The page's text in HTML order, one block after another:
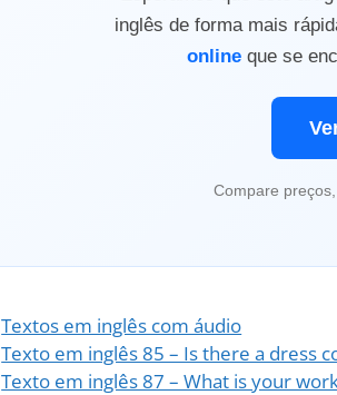
inglês de forma mais
online que se
Compare
Categorias
Textos em inglês com áudio
Texto em inglês 85 – Is there a dress
Texto em inglês 87 – What is your